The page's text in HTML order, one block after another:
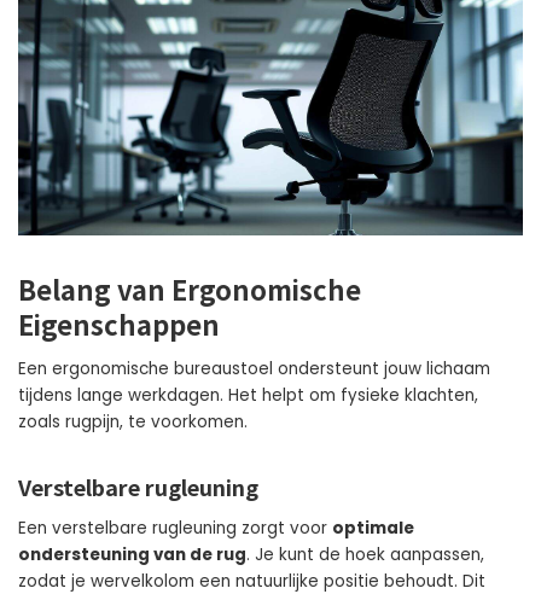
Belang van Ergonomische
Eigenschappen
Een ergonomische bureaustoel ondersteunt jouw lichaam
tijdens lange werkdagen. Het helpt om fysieke klachten,
zoals rugpijn, te voorkomen.
Verstelbare rugleuning
Een verstelbare rugleuning zorgt voor optimale
ondersteuning van de rug. Je kunt de hoek aanpassen,
zodat je wervelkolom een natuurlijke positie behoudt. Dit